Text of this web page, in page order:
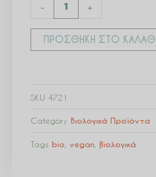
- +
ΠΡΟΣΘΉΚΗ ΣΤΟ ΚΑΛΆΘΙ
SKU 4721
Category Βιολογικά Προϊόντα
Tags bio vegan βιολογικά